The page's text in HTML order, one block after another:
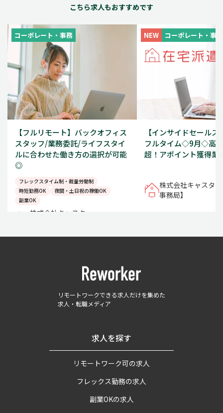
こちら求人もおすすめです
コーポレート・事務
【フルリモート】バックオフィス
スタッフ/業務委託/ライフスタイ
ルに合わせた働き方の選択が可能
◎
フレックスタイム制・裁量労働制
時短勤務OK
夜間・土日祝の稼働OK
副業OK
株式会社キャスター
NEW コーポレート・事務
【インサイドセール
フルタイム◇9月◇高
超！アポイント獲得業
株式会社キャスタ
事務局】
リモートワークできる求人だけを集めた
求人・転職メディア
求人を探す
リモートワーク可の求人
フレックス勤務の求人
副業OKの求人